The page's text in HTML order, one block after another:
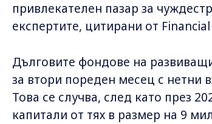
привлекателен пазар за
експертите, цитирани от
Дълговите фондове на
за втори пореден месец с нетни
Това се случва, след като през
капитали от тях в размер на 9